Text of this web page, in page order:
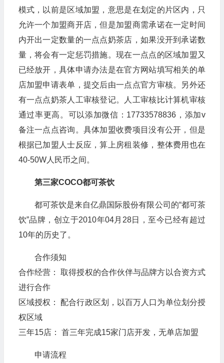
模式，以前是区域加盟，意思是在划定的片区内，只
允许一个加盟商开店，但是加盟商需承诺在一定时间
内开出一定数量的一点点奶茶店，如果没开到承诺数
量，将会有一定惩罚措施。现在一点点的区域加盟又
已经放开，具体申请办法是在官方网站填写相关的单
店加盟申请表单，提交后由一点点官方审核。另外还
有一点点奶茶人工审核登记。人工审核比计算机审核
通过率更高。可以添加微信：17733578836，添加v
备注一点点咨询。具体加盟收费项目没有公开，但是
根据已加盟人士反应，算上房租装修，整体费用也在
40-50W人民币之间。
第三家COCO都可茶饮
都可茶饮是来自亿鼎国际股份有限公司的“都可茶
饮”品牌，创立于2010年04月28日，至今已经有超过
10年的历史了。
合作须知
合作经营： 取得授权的合作伙伴与品牌方以合资方式
进行合作
区域授权： 配合行政区划，以百万人口为单位划分授
权区域
三年15店： 首三年完成15家门店开发，无单店加盟
申请流程